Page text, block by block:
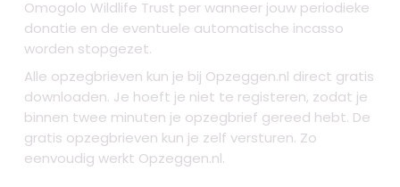
Omogolo Wildlife Trust per wanneer jouw periodieke
donatie en de eventuele automatische incasso
worden stopgezet.
Alle opzegbrieven kun je bij Opzeggen.nl direct gratis
downloaden. Je hoeft je niet te registeren, zodat je
binnen twee minuten je opzegbrief gereed hebt. De
gratis opzegbrieven kun je zelf versturen. Zo
eenvoudig werkt Opzeggen.nl.